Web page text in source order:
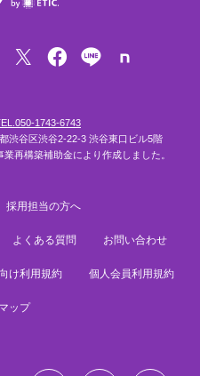
1743-6743
渋谷区渋谷2-22-3 渋谷東口ビル5階
再構築補助金により作成しました。
採用担当の方へ
よくある質問 お問い合わせ
け利用規約 個人会員利用規約
ップ